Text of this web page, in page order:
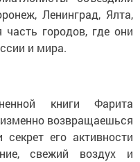
Ленинград, Ялта,
городов, где они
и мира.
книги Фарита
возвращаешься
его активности
свежий воздух и